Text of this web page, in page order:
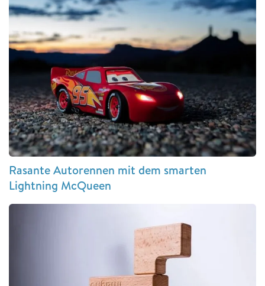
Rasante Autorennen mit dem smarten
Lightning McQueen